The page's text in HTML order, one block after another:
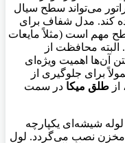
می‌تواند سطح سیال
کند. مدل شفاف برای
مهم است (مثلاً مایعات
محافظت از
آن‌ها اهمیت ویژه‌ای
برای جلوگیری از
طلق میکا در سمت
شیشه‌ای یکپارچه
مخزن نصب می‌گردد. لول